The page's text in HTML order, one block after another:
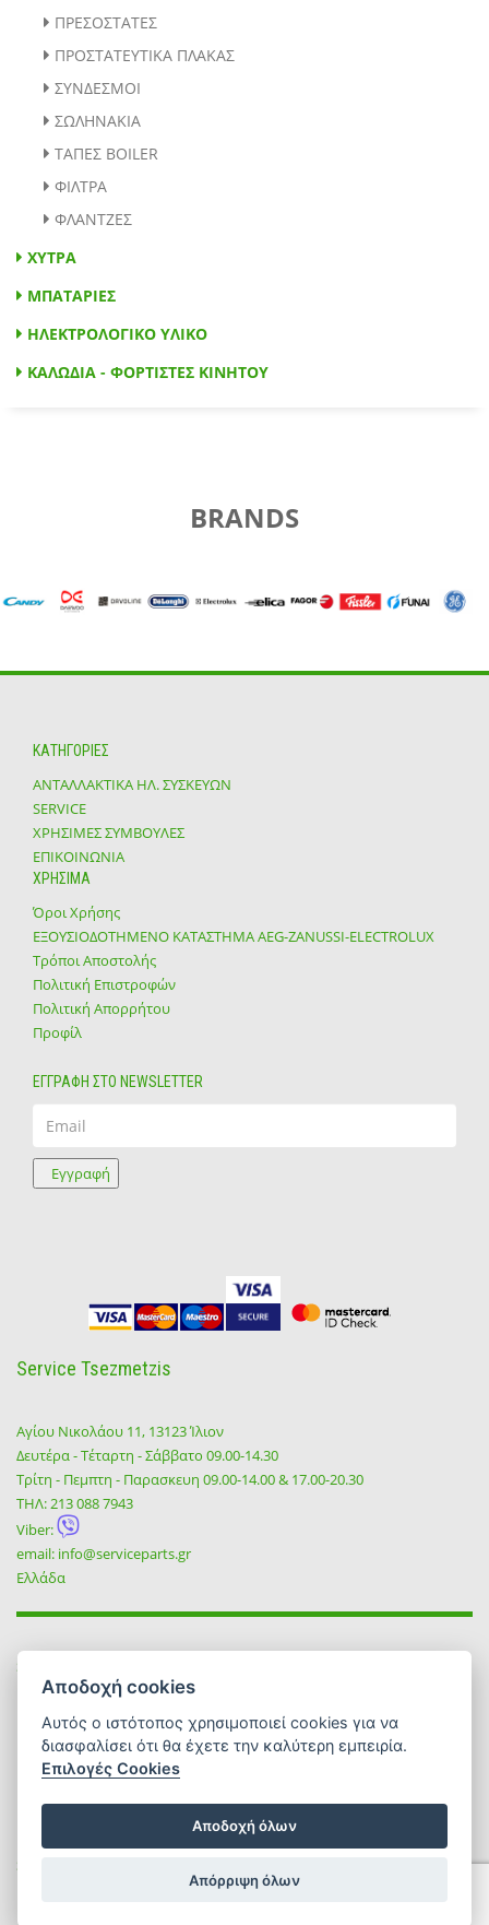
ΠΡΕΣΟΣΤΑΤΕΣ
ΠΡΟΣΤΑΤΕΥΤΙΚΑ ΠΛΑΚΑΣ
ΣΥΝΔΕΣΜΟΙ
ΣΩΛΗΝΑΚΙΑ
ΤΑΠΕΣ BOILER
ΦΙΛΤΡΑ
ΦΛΑΝΤΖΕΣ
ΧΥΤΡΑ
ΜΠΑΤΑΡΙΕΣ
ΗΛΕΚΤΡΟΛΟΓΙΚΟ ΥΛΙΚΟ
ΚΑΛΩΔΙΑ - ΦΟΡΤΙΣΤΕΣ ΚΙΝΗΤΟΥ
BRANDS
ΚΑΤΗΓΟΡΙΕΣ
ΑΝΤΑΛΛΑΚΤΙΚΑ ΗΛ. ΣΥΣΚΕΥΩΝ
SERVICE
ΧΡΗΣΙΜΕΣ ΣΥΜΒΟΥΛΕΣ
ΕΠΙΚΟΙΝΩΝΙΑ
ΧΡΗΣΙΜΑ
Όροι Χρήσης
ΕΞΟΥΣΙΟΔΟΤΗΜΕΝΟ ΚΑΤΑΣΤΗΜΑ ΑΕG-ZANUSSI-ELECTROLUX
Τρόποι Αποστολής
Πολιτική Επιστροφών
Πολιτική Απορρήτου
Προφίλ
ΕΓΓΡΑΦΗ ΣΤΟ NEWSLETTER
Εγγραφή
Service Tsezmetzis
Αγίου Νικολάου 11, 13123 Ίλιον
Δευτέρα - Τέταρτη - Σάββατο 09.00-14.30
Τρίτη - Πεμπτη - Παρασκευη 09.00-14.00 & 17.00-20.30
ΤΗΛ:213 088 7943
Viber:
email: info@serviceparts.gr
Ελλάδα
SOCIAL
Service Tsezmetzis 2026 | All rights reserved | Designed & Developed
Αποδοχή cookies
Αυτός ο ιστότοπος χρησιμοποιεί cookies για να
διασφαλίσει ότι θα έχετε την καλύτερη εμπειρία.
Επιλογές Cookies
Αποδοχή όλων
Απόρριψη όλων